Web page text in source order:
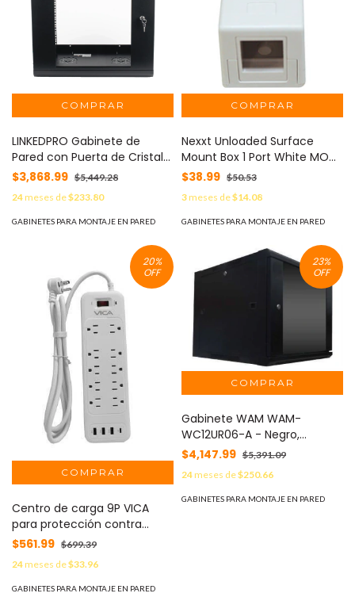
LINKEDPRO Gabinete de
Pared con Puerta de Cristal
Templado, 455mm de
Profundidad, 12U Rack de 19'',
Acero Reforzado MOD:
SR1912LH3GA
$3,868.99 $5,449.28
24meses de$233.80
GABINETES PARA MONTAJE EN PARED
Nexxt Unloaded Surface
Mount Box 1 Port White MOD:
AE180NXT09
$38.99 $50.53
3meses de$14.08
GABINETES PARA MONTAJE EN PARED
20%
OFF
Centro de carga 9P VICA
para protección contra
sobretensiónes - 10 NEMA 5-
15R con supresor de picos, 3
puertos USB-A y 1 USB-C. -
Montaje pared
$561.99 $699.39
24meses de$33.96
GABINETES PARA MONTAJE EN PARED
23%
OFF
Gabinete WAM WAM-
WC12UR06-A - Negro,
Gabinete Para Montaje, 12UR,
19 pulgadas
$4,147.99 $5,391.09
24meses de$250.66
GABINETES PARA MONTAJE EN PARED